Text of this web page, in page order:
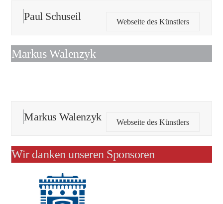
Paul Schuseil Webseite des Künstlers
Markus Walenzyk
Markus Walenzyk Webseite des Künstlers
Wir danken unseren Sponsoren